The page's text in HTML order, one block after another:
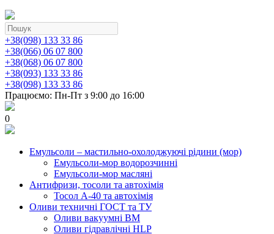
+38(098) 133 33 86
+38(066) 06 07 800
+38(068) 06 07 800
+38(093) 133 33 86
+38(098) 133 33 86
Працюємо: Пн-Пт з 9:00 до 16:00
0
Емульсоли – мастильно-охолоджуючі рідини (мор)
Емульсоли-мор водорозчинні
Емульсоли-мор масляні
Антифризи, тосоли та автохімія
Тосол А-40 та автохімія
Оливи техничні ГОСТ та ТУ
Оливи вакуумні ВМ
Оливи гідравлічні HLP